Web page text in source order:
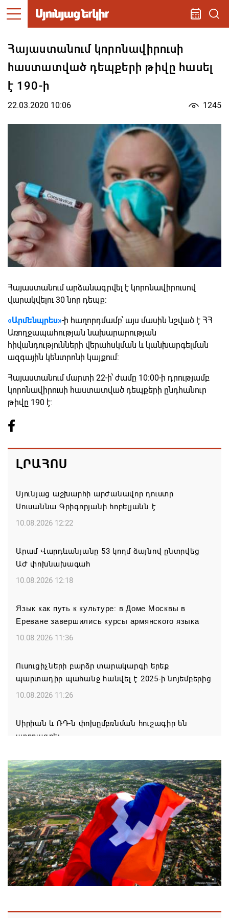
Հայաստանում կորոնավիրուսի
հաստատված դեպքերի թիվը հասել
է 190-ի
22.03.2020 10:06 1245
Հայաստանում արձանագրվել է կորոնավիրուսով
վարակվելու 30 նոր դեպք:
«Արմենպրես»-ի հաղորդմամբ՝ այս մասին նշված է ՀՀ
Առողջապահության նախարարության
հիվանդությունների վերահսկման և կանխարգելման
ազգային կենտրոնի կայքում:
Հայաստանում մարտի 22-ի՝ ժամը 10:00-ի դրությամբ
կորոնավիրուսի հաստատված դեպքերի ընդհանուր
թիվը 190 է:
ԼՐԱՀՈՍ
Սյունյաց աշխարհի արժանավոր դուստր
Սուսաննա Գրիգորյանի հոբելյանն է
10.08.2026 12:22
Արամ Վարդևանյանը 53 կողմ ձայնով ընտրվեց
ԱԺ փոխնախագահ
10.08.2026 12:18
Язык как путь к культуре: в Доме Москвы в
Ереване завершились курсы армянского языка
10.08.2026 11:36
Ուսուցիչների բարձր տարակարգի երեք
պարտադիր պահանջ հանվել է 2025-ի նոյեմբերից
10.08.2026 11:26
Սիրիան և ՌԴ-ն փոխըմբռնման հուշագիր են
ստորագրել
Չորս խաղափուլից հետո հայ շախմատիստները
առաջատարների շարքում են Եվրոպայի մինչև 20
տարեկանների առաջնությունում
10.08.2026 10:53
Իրանը Հորմուզի նեղուցի վերաբացումը կապում է
ԱՄՆ-ի զիջումների հետ
10.08.2026 10:42